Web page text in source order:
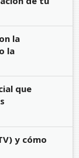
la
la
que
y cómo